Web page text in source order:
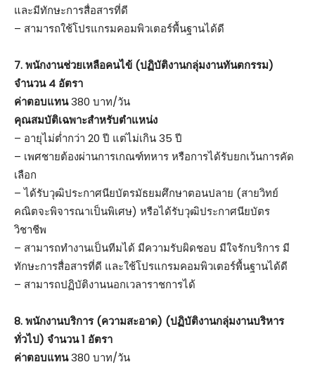
และมีทักษะการสื่อสารที่ดี
– สามารถใช้โปรแกรมคอมพิวเตอร์พื้นฐานได้ดี
7. พนักงานช่วยเหลือคนไข้ (ปฏิบัติงานกลุ่มงานทันตกรรม)
จำนวน 4 อัตรา
ค่าตอบแทน380 บาท/วัน
คุณสมบัติเฉพาะสำหรับตำแหน่ง
– อายุไม่ต่ำกว่า 20 ปี แต่ไม่เกิน 35 ปี
– เพศชายต้องผ่านการเกณฑ์ทหาร หรือการได้รับยกเว้นการคัด
เลือก
– ได้รับวุฒิประกาศนียบัตรมัธยมศึกษาตอนปลาย (สายวิทย์
คณิตจะพิจารณาเป็นพิเศษ) หรือได้รับวุฒิประกาศนียบัตร
วิชาชีพ
– สามารถทำงานเป็นทีมได้ มีความรับผิดชอบ มีใจรักบริการ มี
ทักษะการสื่อสารที่ดี และใช้โปรแกรมคอมพิวเตอร์พื้นฐานได้ดี
– สามารถปฏิบัติงานนอกเวลาราชการได้
8. พนักงานบริการ (ความสะอาด) (ปฏิบัติงานกลุ่มงานบริหาร
ทั่วไป) จำนวน 1 อัตรา
ค่าตอบแทน380 บาท/วัน